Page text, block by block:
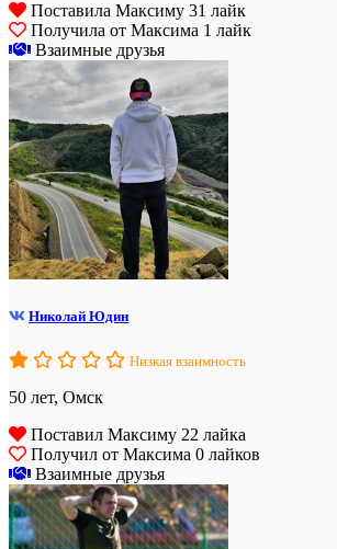
Поставила Максиму 31 лайк
Получила от Максима 1 лайк
Взаимные друзья
Николай Юдин
Низкая взаимность
50 лет, Омск
Поставил Максиму 22 лайка
Получил от Максима 0 лайков
Взаимные друзья